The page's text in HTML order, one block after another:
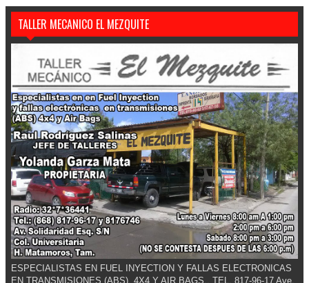
TALLER MECANICO EL MEZQUITE
ESPECIALISTAS EN FUEL INYECTION Y FALLAS ELECTRONICAS
EN TRANSMISIONES (ABS), 4X4 Y AIR BAGS.. TEL. 817-96-17 Ave.